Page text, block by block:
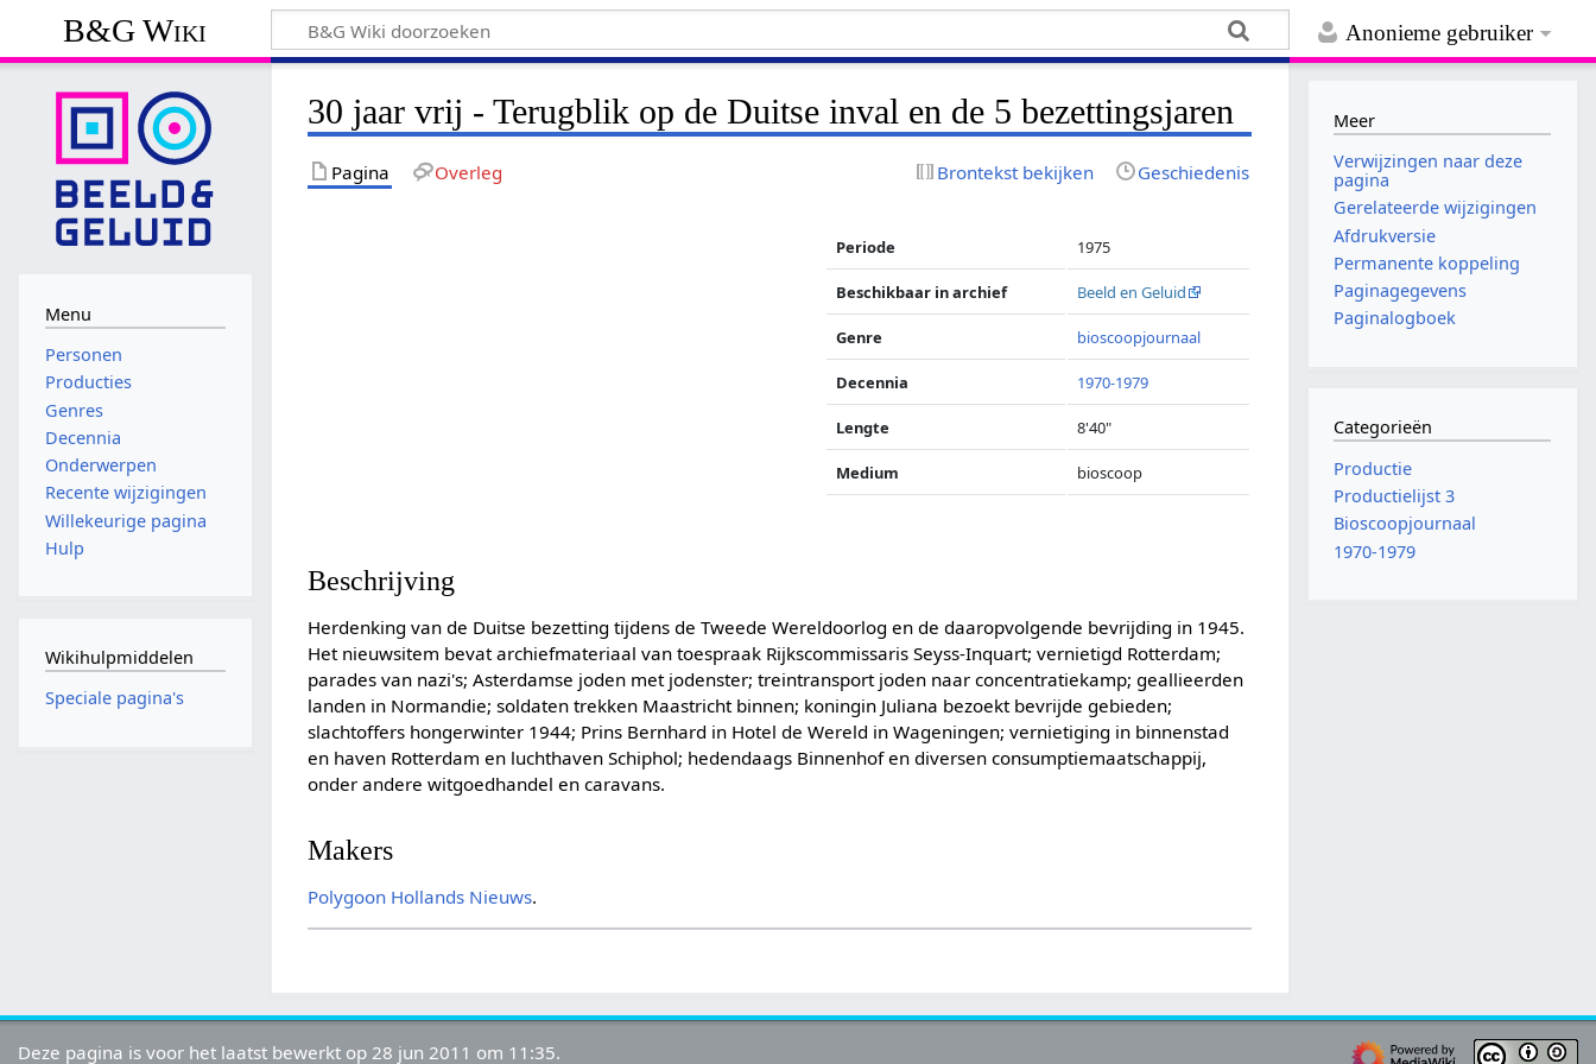
Anonieme gebruiker
B&G Wiki
30 jaar vrij - Terugblik op de Duitse inval en de 5 bezettingsjaren
Pagina Overleg Brontekst bekijken Geschiedenis
Periode 1975
Beschikbaar in archief Beeld en Geluid
Genre bioscoopjournaal
Decennia 1970-1979
Lengte 8'40"
Medium bioscoop
Beschrijving
Herdenking van de Duitse bezetting tijdens de Tweede Wereldoorlog en de daaropvolgende bevrijding in 1945.
Het nieuwsitem bevat archiefmateriaal van toespraak Rijkscommissaris Seyss-Inquart; vernietigd Rotterdam;
parades van nazi's; Asterdamse joden met jodenster; treintransport joden naar concentratiekamp; geallieerden
landen in Normandie; soldaten trekken Maastricht binnen; koningin Juliana bezoekt bevrijde gebieden;
slachtoffers hongerwinter 1944; Prins Bernhard in Hotel de Wereld in Wageningen; vernietiging in binnenstad
en haven Rotterdam en luchthaven Schiphol; hedendaags Binnenhof en diversen consumptiemaatschappij,
onder andere witgoedhandel en caravans.
Makers
Polygoon Hollands Nieuws.
Menu
Personen
Producties
Genres
Decennia
Onderwerpen
Recente wijzigingen
Willekeurige pagina
Hulp
Wikihulpmiddelen
Speciale pagina's
Meer
Verwijzingen naar deze
pagina
Gerelateerde wijzigingen
Afdrukversie
Permanente koppeling
Paginagegevens
Paginalogboek
Categorieën
Productie
Productielijst 3
Bioscoopjournaal
1970-1979
Deze pagina is voor het laatst bewerkt op 28 jun 2011 om 11:35.